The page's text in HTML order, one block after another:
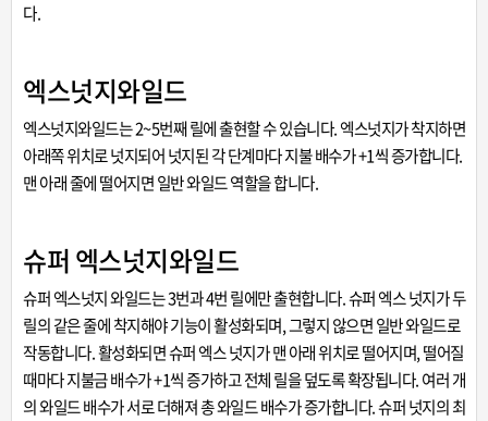
다.
엑스넛지와일드
엑스넛지와일드는 2~5번째 릴에 출현할 수 있습니다. 엑스넛지가 착지하면
아래쪽 위치로 넛지되어 넛지된 각 단계마다 지불 배수가 +1씩 증가합니다.
맨 아래 줄에 떨어지면 일반 와일드 역할을 합니다.
슈퍼 엑스넛지와일드
슈퍼 엑스넛지 와일드는 3번과 4번 릴에만 출현합니다. 슈퍼 엑스 넛지가 두
릴의 같은 줄에 착지해야 기능이 활성화되며, 그렇지 않으면 일반 와일드로
작동합니다. 활성화되면 슈퍼 엑스 넛지가 맨 아래 위치로 떨어지며, 떨어질
때마다 지불금 배수가 +1씩 증가하고 전체 릴을 덮도록 확장됩니다. 여러 개
의 와일드 배수가 서로 더해져 총 와일드 배수가 증가합니다. 슈퍼 넛지의 최